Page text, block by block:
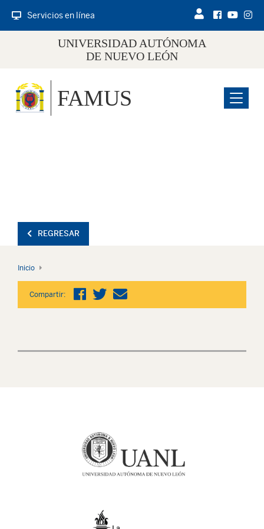
Servicios en línea
UNIVERSIDAD AUTÓNOMA
DE NUEVO LEÓN
Menu
FAMUS
REGRESAR
Inicio
Compartir: